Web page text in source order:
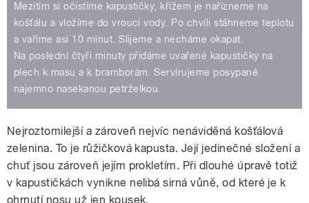
Mezitím si očistíme kapustičky, křížem je nařízneme na
košťálu a vložíme do vroucí vody. Po chvíli stáhneme teplotu
a vaříme asi 10 minut. Slijeme a necháme okapat.
Na poslední čtyři minuty přidáme uvařené kapustičky na
plech k masu a k bramborám. Servírujeme posypané
najemno nasekanou petrželkou.
Nejroztomilejší a zároveň nejvíc nenáviděná košťálová
zelenina. To je růžičková kapusta. Její jedinečné složení a
chuť jsou zároveň jejím prokletím. Při dlouhé úpravě totiž
v kapustičkách vynikne nelibá sirná vůně, od které je k
ohrnutí nosu už jen kousek.